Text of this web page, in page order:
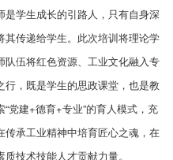
学生成长的引路人，只有自身深
传递给学生。此次培训将理论学
伍将红色资源、工业文化融入专
，既是学生的思政课堂，也是教
党建+德育+专业”的育人模式，充
承工业精神中培育匠心之魂，在
技术技能人才贡献力量。